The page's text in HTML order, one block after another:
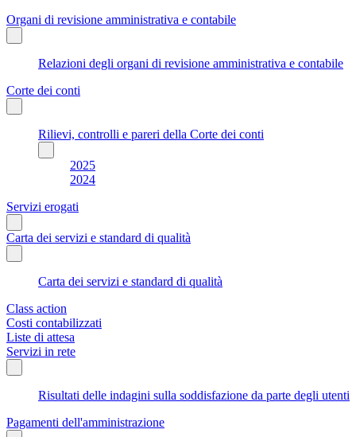
Organi di revisione amministrativa e contabile
Relazioni degli organi di revisione amministrativa e contabile
Corte dei conti
Rilievi, controlli e pareri della Corte dei conti
2025
2024
Servizi erogati
Carta dei servizi e standard di qualità
Carta dei servizi e standard di qualità
Class action
Costi contabilizzati
Liste di attesa
Servizi in rete
Risultati delle indagini sulla soddisfazione da parte degli utenti
Pagamenti dell'amministrazione